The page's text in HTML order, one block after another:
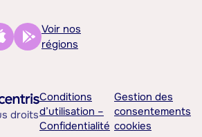
Voir nos
régions
droits
Conditions
d’utilisation –
Confidentialité
Gestion des
consentements
cookies